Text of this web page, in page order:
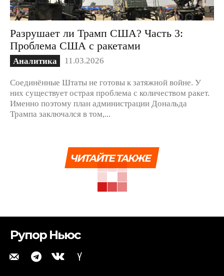
Разрушает ли Трамп США? Часть 3:
Проблема США с ракетами
Аналитика 11.03.2026
Соединённые Штаты не готовы к затяжной войне. У
них существует острая проблема с количеством ракет.
Именно поэтому план администрации Дональда
Трампа заключался в том,...
ЧИТАЙТЕ ТАКЖЕ
Рупор Ньюс